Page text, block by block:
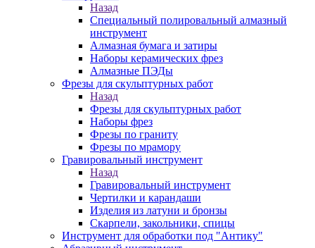
Назад
Специальный полировальный алмазный
инструмент
Алмазная бумага и затиры
Наборы керамических фрез
Алмазные ПЭДы
Фрезы для скульптурных работ
Назад
Фрезы для скульптурных работ
Наборы фрез
Фрезы по граниту
Фрезы по мрамору
Гравировальный инструмент
Назад
Гравировальный инструмент
Чертилки и карандаши
Изделия из латуни и бронзы
Скарпели, закольники, спицы
Инструмент для обработки под "Антику"